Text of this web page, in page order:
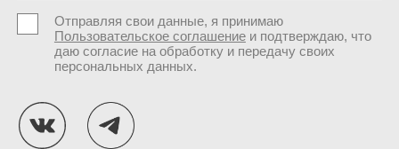
Отправляя свои данные, я принимаю
Пользовательское соглашениеи подтверждаю, что
даю согласие на обработку и передачу своих
персональных данных.